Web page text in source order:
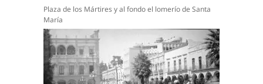
Plaza de los Mártires y al fondo el lomerío de Santa
María